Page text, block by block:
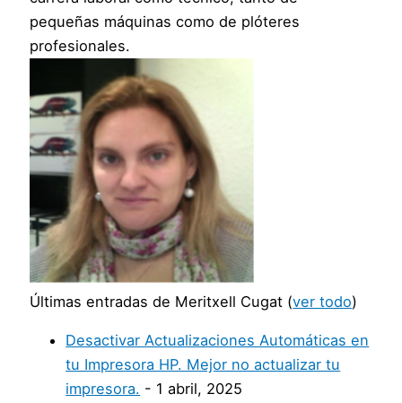
pequeñas máquinas como de plóteres
profesionales.
Últimas entradas de Meritxell Cugat (ver todo)
Desactivar Actualizaciones Automáticas en
tu Impresora HP. Mejor no actualizar tu
impresora. - 1 abril, 2025